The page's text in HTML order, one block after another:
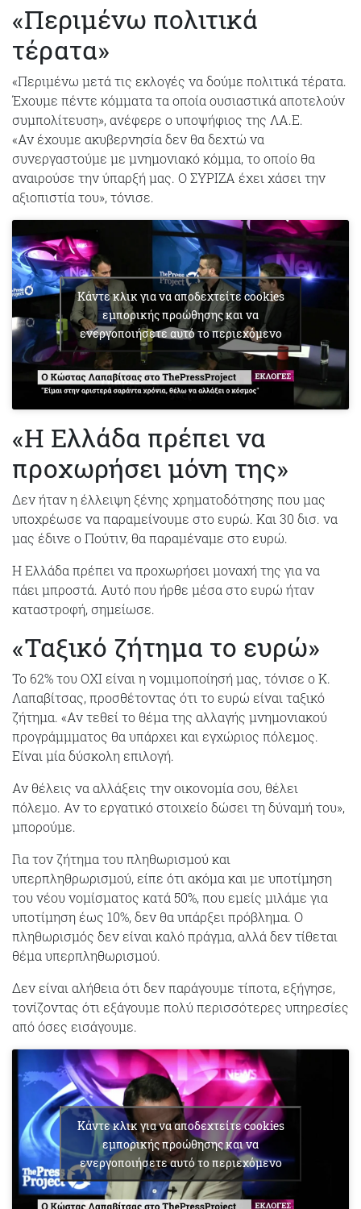
«Περιμένω πολιτικά
τέρατα»
«Περιμένω μετά τις εκλογές να δούμε πολιτικά τέρατα.
Έχουμε πέντε κόμματα τα οποία ουσιαστικά αποτελούν
συμπολίτευση», ανέφερε ο υποψήφιος της ΛΑ.Ε.
«Αν έχουμε ακυβερνησία δεν θα δεχτώ να
συνεργαστούμε με μνημονιακό κόμμα, το οποίο θα
αναιρούσε την ύπαρξή μας. Ο ΣΥΡΙΖΑ έχει χάσει την
αξιοπιστία του», τόνισε.
Κάντε κλικ για να αποδεχτείτε cookies
εμπορικής προώθησης και να
ενεργοποιήσετε αυτό το περιεχόμενο
«Η Ελλάδα πρέπει να
προχωρήσει μόνη της»
Δεν ήταν η έλλειψη ξένης χρηματοδότησης που μας
υποχρέωσε να παραμείνουμε στο ευρώ. Και 30 δισ. να
μας έδινε ο Πούτιν, θα παραμέναμε στο ευρώ.
Η Ελλάδα πρέπει να προχωρήσει μοναχή της για να
πάει μπροστά. Αυτό που ήρθε μέσα στο ευρώ ήταν
καταστροφή, σημείωσε.
«Ταξικό ζήτημα το ευρώ»
Το 62% του ΟΧΙ είναι η νομιμοποίησή μας, τόνισε ο Κ.
Λαπαβίτσας, προσθέτοντας ότι το ευρώ είναι ταξικό
ζήτημα. «Αν τεθεί το θέμα της αλλαγής μνημονιακού
προγράμμματος θα υπάρχει και εγχώριος πόλεμος.
Είναι μία δύσκολη επιλογή.
Αν θέλεις να αλλάξεις την οικονομία σου, θέλει
πόλεμο. Αν το εργατικό στοιχείο δώσει τη δύναμή του»,
μπορούμε.
Για τον ζήτημα του πληθωρισμού και
υπερπληθρωρισμού, είπε ότι ακόμα και με υποτίμηση
του νέου νομίσματος κατά 50%, που εμείς μιλάμε για
υποτίμηση έως 10%, δεν θα υπάρξει πρόβλημα. Ο
πληθωρισμός δεν είναι καλό πράγμα, αλλά δεν τίθεται
θέμα υπερπληθωρισμού.
Δεν είναι αλήθεια ότι δεν παράγουμε τίποτα, εξήγησε,
τονίζοντας ότι εξάγουμε πολύ περισσότερες υπηρεσίες
από όσες εισάγουμε.
Κάντε κλικ για να αποδεχτείτε cookies
εμπορικής προώθησης και να
ενεργοποιήσετε αυτό το περιεχόμενο